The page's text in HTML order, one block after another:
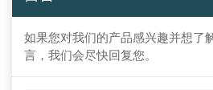
如果您对我们的产品感兴趣并想了
言，我们会尽快回复您。